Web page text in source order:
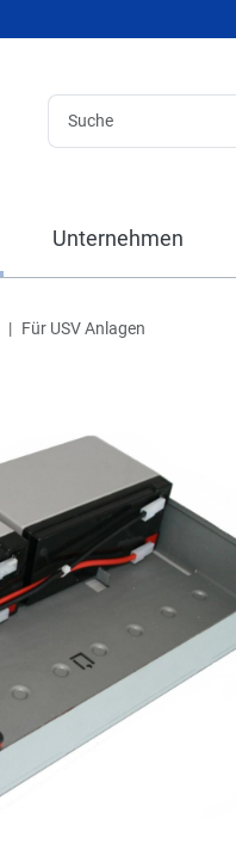
Unternehmen
Für USV Anlagen